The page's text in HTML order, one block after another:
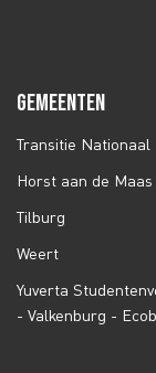
GEMEENTEN
Transitie Nationaal
Horst aan de Maas
Tilburg
Weert
Yuverta
- Valkenburg -